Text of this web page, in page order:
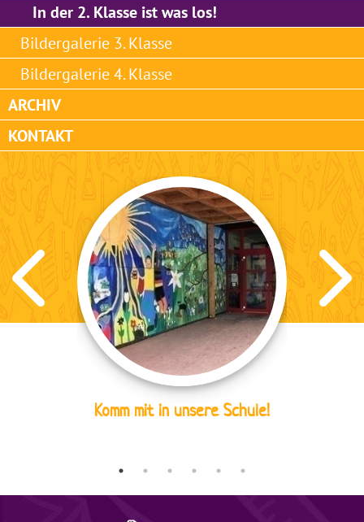
In der 2. Klasse ist was los!
Bildergalerie 3. Klasse
Bildergalerie 4. Klasse
ARCHIV
KONTAKT
Komm mit in unsere Schule!